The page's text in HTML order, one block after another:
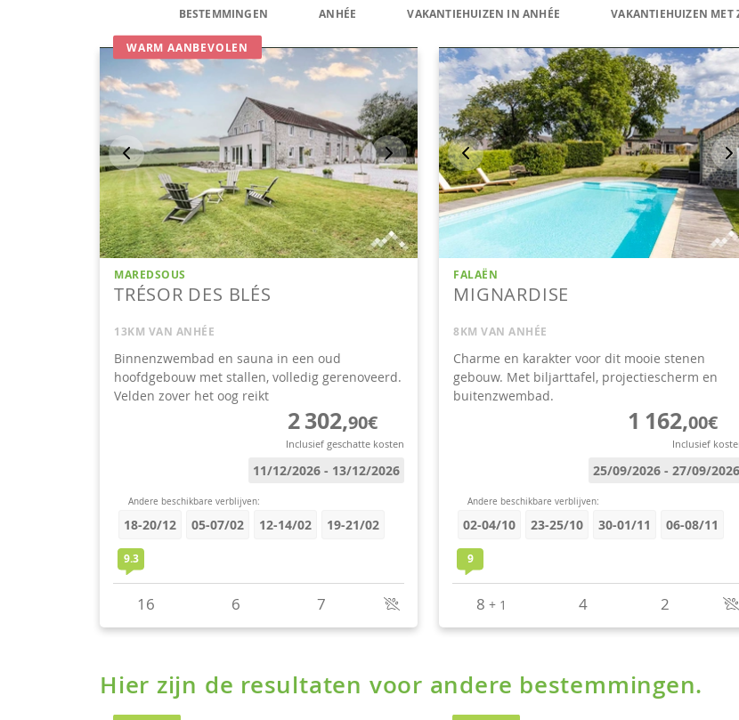
BESTEMMINGEN ANHÉE VAKANTIEHUIZEN IN ANHÉE VAKANTIEHUIZEN MET
Hier zijn de resultaten voor andere bestemmingen.